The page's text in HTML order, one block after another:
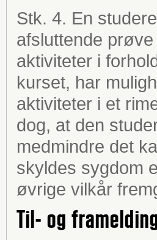
Stk. 4. En
afsluttende
aktiviteter i
kurset, har
aktiviteter i et
dog, at den
medmindre det
skyldes sygdom
øvrige vilkår
Til- og